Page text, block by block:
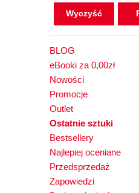
Wyczyść
BLOG
eBooki za 0,00zł
Nowości
Promocje
Outlet
Ostatnie sztuki
Bestsellery
Najlepiej oceniane
Przedsprzedaż
Zapowiedzi